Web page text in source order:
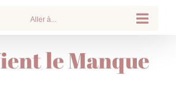
Aller à...
le Manque